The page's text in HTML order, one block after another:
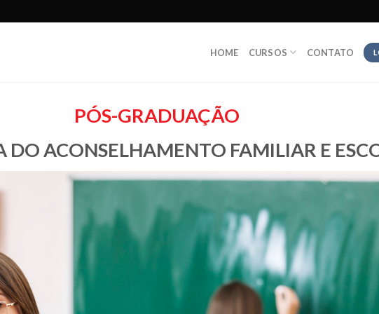
HOME CURSOS CONTATO
PÓS-GRADUAÇÃO
DO ACONSELHAMENTO FAMILIAR E